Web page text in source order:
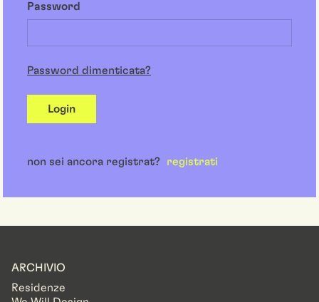
Password
Password dimenticata?
Login
non sei ancora registrat? registrati
ARCHIVIO
Residenze